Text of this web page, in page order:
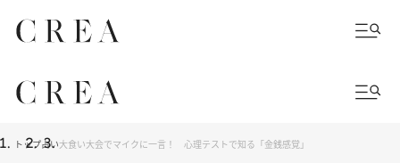
トップ占い大食い大会でマイクに一言！ 心理テストで知る「金銭感覚」